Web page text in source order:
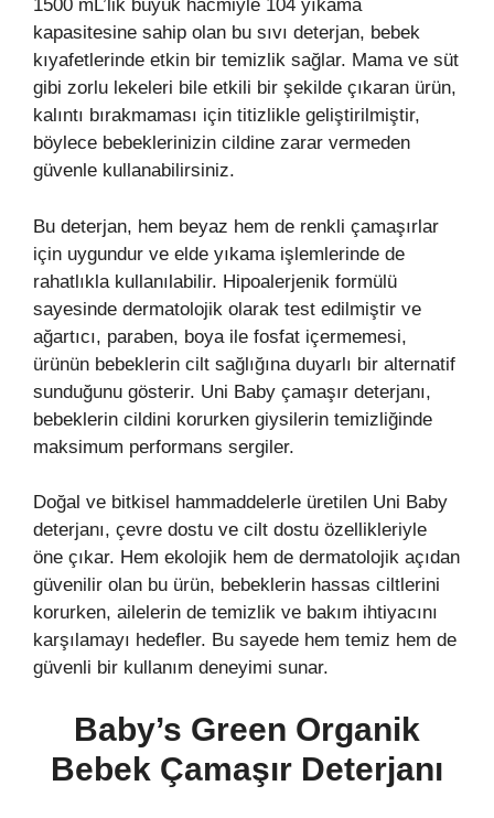
1500 mL’lik büyük hacmiyle 104 yıkama
kapasitesine sahip olan bu sıvı deterjan, bebek
kıyafetlerinde etkin bir temizlik sağlar. Mama ve süt
gibi zorlu lekeleri bile etkili bir şekilde çıkaran ürün,
kalıntı bırakmaması için titizlikle geliştirilmiştir,
böylece bebeklerinizin cildine zarar vermeden
güvenle kullanabilirsiniz.
Bu deterjan, hem beyaz hem de renkli çamaşırlar
için uygundur ve elde yıkama işlemlerinde de
rahatlıkla kullanılabilir. Hipoalerjenik formülü
sayesinde dermatolojik olarak test edilmiştir ve
ağartıcı, paraben, boya ile fosfat içermemesi,
ürünün bebeklerin cilt sağlığına duyarlı bir alternatif
sunduğunu gösterir. Uni Baby çamaşır deterjanı,
bebeklerin cildini korurken giysilerin temizliğinde
maksimum performans sergiler.
Doğal ve bitkisel hammaddelerle üretilen Uni Baby
deterjanı, çevre dostu ve cilt dostu özellikleriyle
öne çıkar. Hem ekolojik hem de dermatolojik açıdan
güvenilir olan bu ürün, bebeklerin hassas ciltlerini
korurken, ailelerin de temizlik ve bakım ihtiyacını
karşılamayı hedefler. Bu sayede hem temiz hem de
güvenli bir kullanım deneyimi sunar.
Baby’s Green Organik
Bebek Çamaşır Deterjanı